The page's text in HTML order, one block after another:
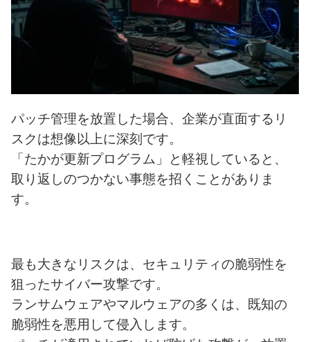
パッチ管理を放置した場合、企業が直面するリ
スクは想像以上に深刻です。
「たかが更新プログラム」と軽視していると、
取り返しのつかない事態を招くことがありま
す。
最も大きなリスクは、セキュリティの脆弱性を
狙ったサイバー攻撃です。
ランサムウェアやマルウェアの多くは、既知の
脆弱性を悪用して侵入します。